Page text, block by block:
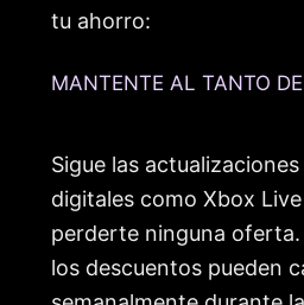
tu ahorro:
MANTENTE AL TANTO
Sigue las
digitales como Xbox
perderte ninguna oferta.
los descuentos pueden